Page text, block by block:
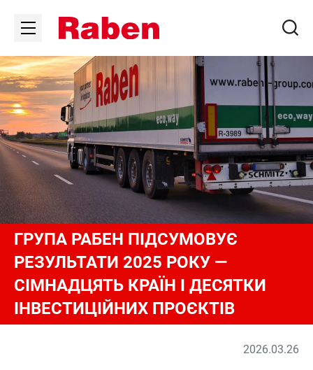
ГРУПА РАБЕН ПІДСУМОВУЄ
РЕЗУЛЬТАТИ 2025 РОКУ —
СІМНАДЦЯТЬ КРАЇН І ДЕСЯТКИ
ІНВЕСТИЦІЙНИХ ПРОЄКТІВ
2026.03.26